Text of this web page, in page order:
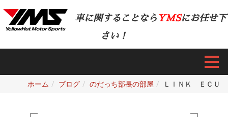
車に関することなら YMSにお任せ下
さい！
ホーム ブログ のだっち部長の部屋 ＬＩＮＫ ＥＣＵ